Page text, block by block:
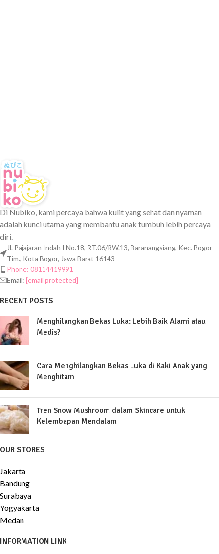
Di Nubiko, kami percaya bahwa kulit yang sehat dan nyaman
adalah kunci utama yang membantu anak tumbuh lebih percaya
diri.
Jl. Pajajaran Indah I No.18, RT.06/RW.13, Baranangsiang, Kec. Bogor
Tim., Kota Bogor, Jawa Barat 16143
Phone: 08114419991
Email: [email protected]
RECENT POSTS
Menghilangkan Bekas Luka: Lebih Baik Alami atau
Medis?
Cara Menghilangkan Bekas Luka di Kaki Anak yang
Menghitam
Tren Snow Mushroom dalam Skincare untuk
Kelembapan Mendalam
OUR STORES
Jakarta
Bandung
Surabaya
Yogyakarta
Medan
INFORMATION LINK